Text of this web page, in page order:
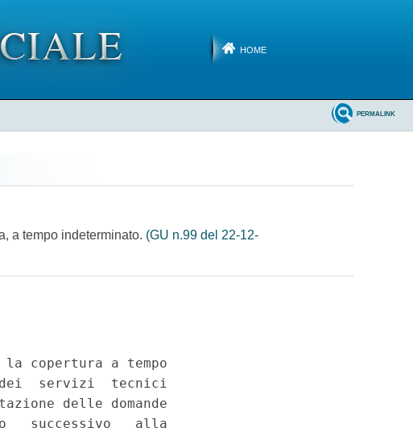
HOME
PERMALINK
a tempo indeterminato. (GU n.99 del 22-12-